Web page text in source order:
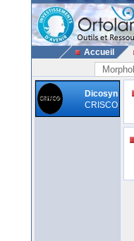
Accueil
Dicosyn
CRISCO